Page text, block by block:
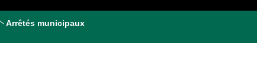
Arrêtés municipaux